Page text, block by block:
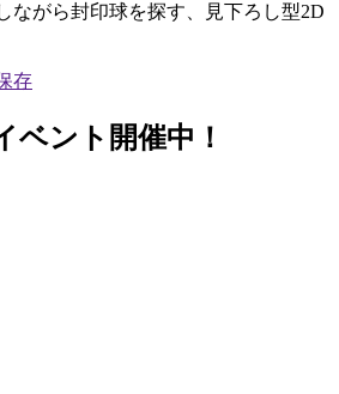
ながら封印球を探す、見下ろし型2D
ベント開催中！